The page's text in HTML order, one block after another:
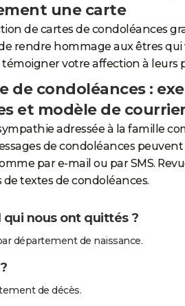
une carte
de cartes de condoléances
rendre hommage aux êtres qui
votre affection à leurs
de condoléances :
et modèle de courrier
adressée à la famille
de condoléances
par e-mail ou par SMS.
textes de condoléances.
qui nous ont quittés ?
département de naissance.
de décès.